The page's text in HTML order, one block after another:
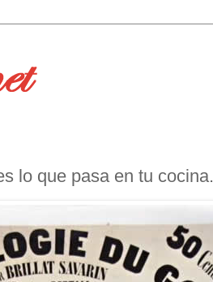
lo que pasa en tu cocina.